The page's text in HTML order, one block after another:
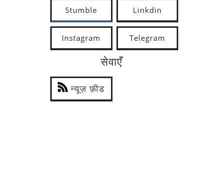
Stumble Linkdin
Instagram Telegram
सेवाएँ
न्यूज़ फ़ीड